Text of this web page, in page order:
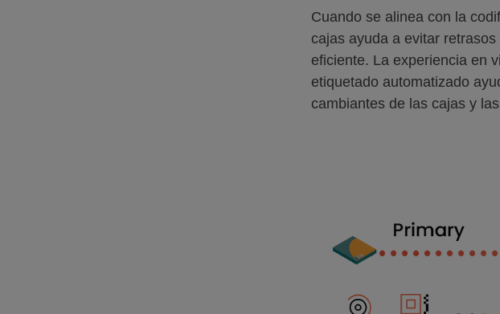
Cuando se alinea con la
cajas ayuda a evitar
eficiente. La experiencia en
etiquetado automatizado
cambiantes de las cajas y